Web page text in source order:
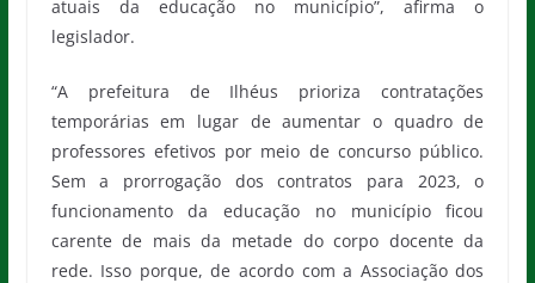
atuais da educação no município”, afirma o
legislador.
“A prefeitura de Ilhéus prioriza contratações
temporárias em lugar de aumentar o quadro de
professores efetivos por meio de concurso público.
Sem a prorrogação dos contratos para 2023, o
funcionamento da educação no município ficou
carente de mais da metade do corpo docente da
rede. Isso porque, de acordo com a Associação dos